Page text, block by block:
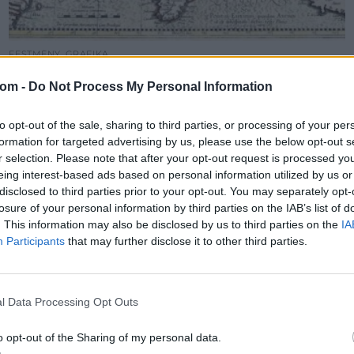
- Do Not Process My Personal Information
opt-out of the sale, sharing to third parties, or processing of your
for targeted advertising by us, please use the below opt-out
selection. Please note that after your opt-out request is processed
interest-based ads based on personal information utilized by us
to third parties prior to your opt-out. You may separately
of your personal information by third parties on the IAB’s list of
This information may also be disclosed by us to third parties on the
Participants that may further disclose it to other third parties.
Data Processing Opt Outs
opt-out of the Sharing of my personal data.
FESTMÉNY, GRAFIKA
Mercator, Gerhard (1512-1594): A Krim félsziget
színezett rézmetszet, papír, 410*510 mm, j.b.l.: Per Gerardum
Mercatorem cum Privilegio, MET
Kikiáltási ár:32 000Ft
Aukció:225. Régi mesterek, 19-20.századi festmények
Aukció időpontja: 2017-05-30 17:00